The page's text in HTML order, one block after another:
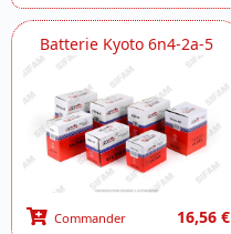
Batterie Kyoto 6n4-2a-5
Commander 16,56 €